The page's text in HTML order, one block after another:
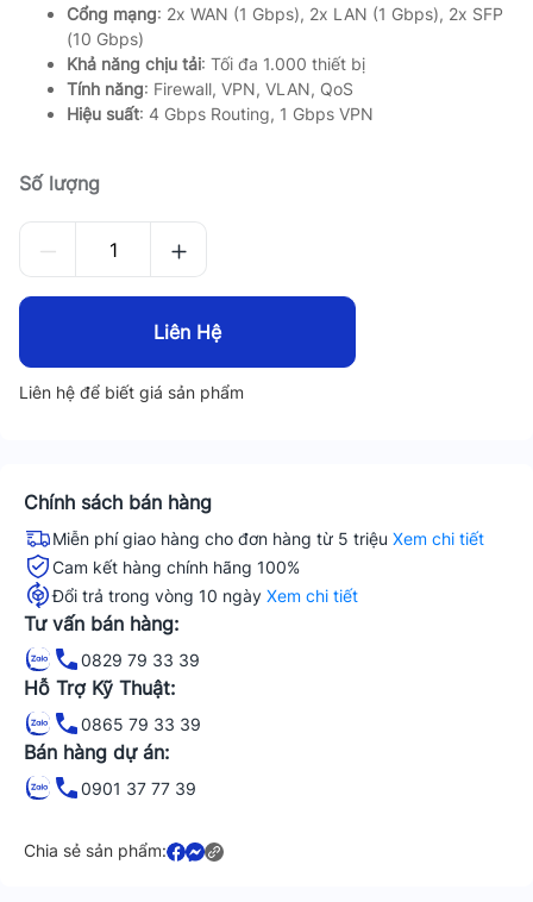
Cổng mạng: 2x WAN (1 Gbps), 2x LAN (1 Gbps), 2x SFP
(10 Gbps)
Khả năng chịu tải: Tối đa 1.000 thiết bị
Tính năng: Firewall, VPN, VLAN, QoS
Hiệu suất: 4 Gbps Routing, 1 Gbps VPN
Số lượng
Liên Hệ
Liên hệ để biết giá sản phẩm
Chính sách bán hàng
Miễn phí giao hàng cho đơn hàng từ 5 triệu Xem chi tiết
Cam kết hàng chính hãng 100%
Đổi trả trong vòng 10 ngày Xem chi tiết
Tư vấn bán hàng:
0829 79 33 39
Hỗ Trợ Kỹ Thuật:
0865 79 33 39
Bán hàng dự án:
0901 37 77 39
Chia sẻ sản phẩm: